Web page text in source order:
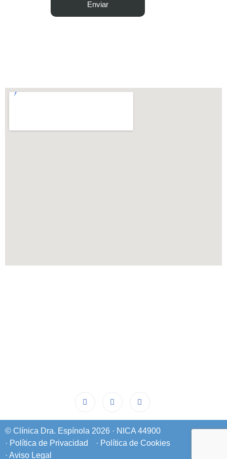
© Clínica Dra. Espínola 2026 · NICA 44900
· Política de Privacidad
· Política de Cookies
· Aviso Legal